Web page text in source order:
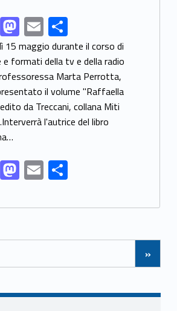
M
as
to
d
o
n
E
m
ai
l
S
h
ar
e
15 maggio durante il corso di
e formati della tv e della radio
Marta Perrotta,
il volume "Raffaella
da Treccani, collana Miti
l'autrice del libro
ac
M
as
to
o
n
E
m
ai
S
ar
»